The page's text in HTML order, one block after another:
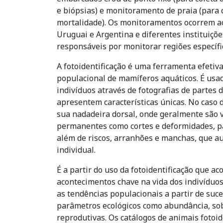
e biópsias) e monitoramento de praia (para
mortalidade). Os monitoramentos ocorrem
Uruguai e Argentina e diferentes
responsáveis por monitorar regiões
A fotoidentificação é uma ferramenta
populacional de mamíferos aquáticos. É
indivíduos através de fotografias de partes
apresentem características únicas. No caso
sua nadadeira dorsal, onde geralmente são
permanentes como cortes e deformidades,
além de riscos, arranhões e manchas, que
individual.
É a partir do uso da fotoidentificação que
acontecimentos chave na vida dos
as tendências populacionais a partir de
parâmetros ecológicos como abundância,
reprodutivas. Os catálogos de animais